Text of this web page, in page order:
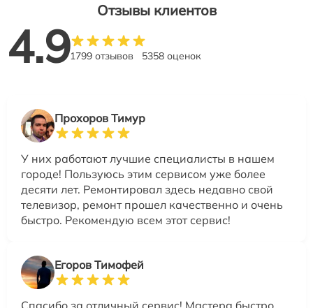
Отзывы клиентов
4.91799 отзывов 5358 оценок
Прохоров Тимур
У них работают лучшие специалисты в нашем
городе! Пользуюсь этим сервисом уже более
десяти лет. Ремонтировал здесь недавно свой
телевизор, ремонт прошел качественно и очень
быстро. Рекомендую всем этот сервис!
Егоров Тимофей
Спасибо за отличный сервис! Мастера быстро